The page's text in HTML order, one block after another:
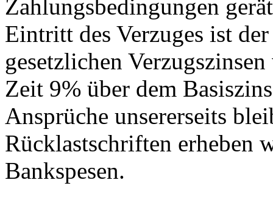
Zahlungsbedingungen
Eintritt des Verzuges ist
gesetzlichen
Zeit 9% über dem
Ansprüche unsererseits
Rücklastschriften erheben
Bankspesen.